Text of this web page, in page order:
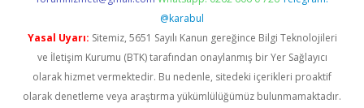
@karabul
Yasal Uyarı: Sitemiz, 5651 Sayılı Kanun gereğince Bilgi Teknolojileri
ve İletişim Kurumu (BTK) tarafından onaylanmış bir Yer Sağlayıcı
olarak hizmet vermektedir. Bu nedenle, sitedeki içerikleri proaktif
olarak denetleme veya araştırma yükümlülüğümüz bulunmamaktadır.